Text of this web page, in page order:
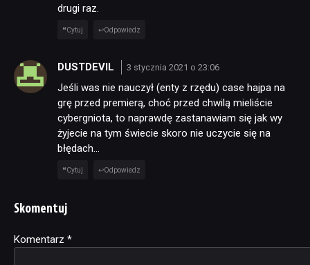
drugi raz.
Cytuj Odpowiedz
DUSTDEVIL 3 stycznia 2021 o 23:06
Jeśli was nie nauczył (enty z rzędu) case hajpa na
grę przed premierą, choć przed chwilą mieliście
cybergniota, to naprawdę zastanawiam się jak wy
żyjecie na tym świecie skoro nie uczycie się na
błędach…
Cytuj Odpowiedz
Skomentuj
Komentarz *
Alternative: